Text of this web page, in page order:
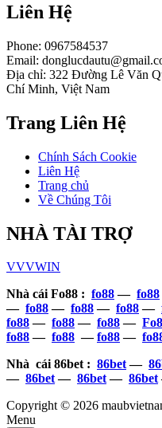
Liên Hệ
Phone: 0967584537
Email:
Địa chỉ: 322 Đường Lê Văn
Chí Minh, Việt Nam
Trang Liên Hệ
Chính Sách Cookie
Liên Hệ
Trang chủ
Về Chúng Tôi
NHÀ TÀI TRỢ
VVVWIN
Nhà cái Fo88 : fo88— fo88
— fo88— fo88— fo88—
fo88— fo88— fo88—
fo88— fo88 —fo88—
Nhà cái 86bet : 86bet—
— 86bet— 86bet— 86bet
Copyright © 2026
Menu